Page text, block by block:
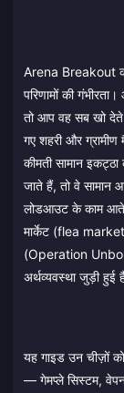
Arena Breakout
परिणामों की
तो आप वह सब खो
गए शहरी और ग्रामीण
कीमती सामान
जाते हैं, तो वे
लोडआउट के काम आते
मार्केट (flea
(Operation
अर्थव्यवस्था जुड़ी हुई
यह गाइड उन चीज़ों
— गेमप्ले सिस्टम,